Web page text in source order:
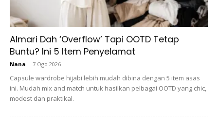
3 hb RM3
4 hb RM4
Begitulah seterusnya untuk hari-hari lah sampai lah hujung
bulan
Almari Dah ‘Overflow’ Tapi OOTD Tetap
Buntu? Ini 5 Item Penyelamat
Nana - 7 Ogo 2026
Capsule wardrobe hijabi lebih mudah dibina dengan 5 item asas
ini. Mudah mix and match untuk hasilkan pelbagai OOTD yang chic,
modest dan praktikal.